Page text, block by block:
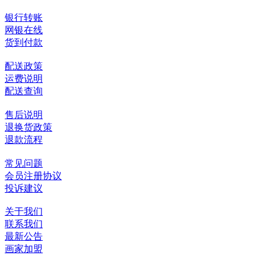
银行转账
网银在线
货到付款
配送政策
运费说明
配送查询
售后说明
退换货政策
退款流程
常见问题
会员注册协议
投诉建议
关于我们
联系我们
最新公告
画家加盟